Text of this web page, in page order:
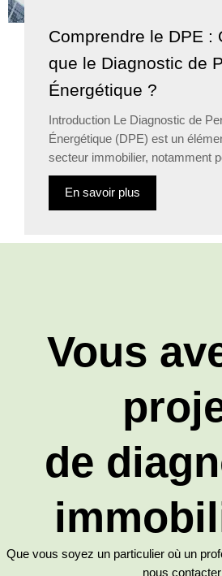
Comprendre le DPE :
que le Diagnostic de
Énergétique ?
Introduction Le Diagnostic de
Énergétique (DPE) est un
secteur immobilier, notamment
En savoir plus
Vous
de
Que vous soyez un particulier où un
nous contacter